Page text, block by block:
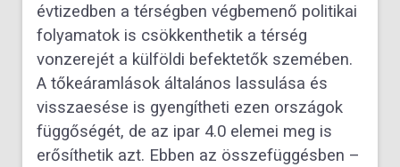
évtizedben a térségben végbemenő politikai
folyamatok is csökkenthetik a térség
vonzerejét a külföldi befektetők szemében.
A tőkeáramlások általános lassulása és
visszaesése is gyengítheti ezen országok
függőségét, de az ipar 4.0 elemei meg is
erősíthetik azt. Ebben az összefüggésben –